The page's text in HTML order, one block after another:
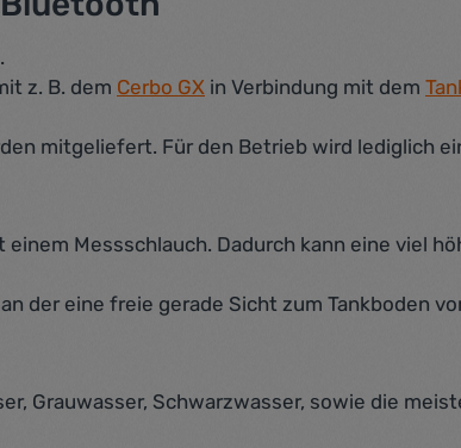
z. B. dem Cerbo GX in Verbindung mit dem
mitgeliefert. Für den Betrieb wird lediglich
Messschlauch. Dadurch kann eine viel
der eine freie gerade Sicht zum Tankboden
Grauwasser, Schwarzwasser, sowie die